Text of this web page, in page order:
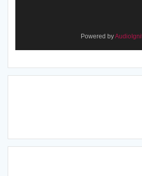
Powered by